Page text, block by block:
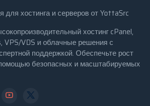
хостинга и серверов от YottaSrc
хостинг cPanel,
VPS/VDS и облачные решения с
поддержкой. Обеспечьте рост
безопасных и масштабируемых